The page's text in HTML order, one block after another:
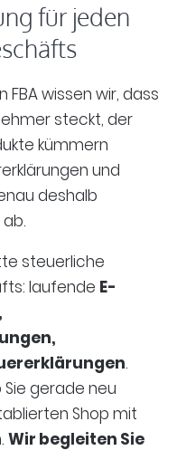
für jeden
wissen wir, dass
steckt, der
kümmern
und
deshalb
steuerliche
laufende E-
.
Sie gerade neu
Shop mit
Wir begleiten Sie